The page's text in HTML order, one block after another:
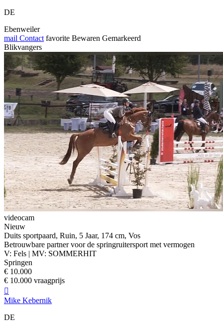
DE
Ebenweiler
mail Contact favorite Bewaren Gemarkeerd
Blikvangers
videocam
Nieuw
Duits sportpaard, Ruin, 5 Jaar, 174 cm, Vos
Betrouwbare partner voor de springruitersport met vermogen
V: Fels | MV: SOMMERHIT
Springen
€ 10.000
€ 10.000 vraagprijs

Mike Kebernik
DE